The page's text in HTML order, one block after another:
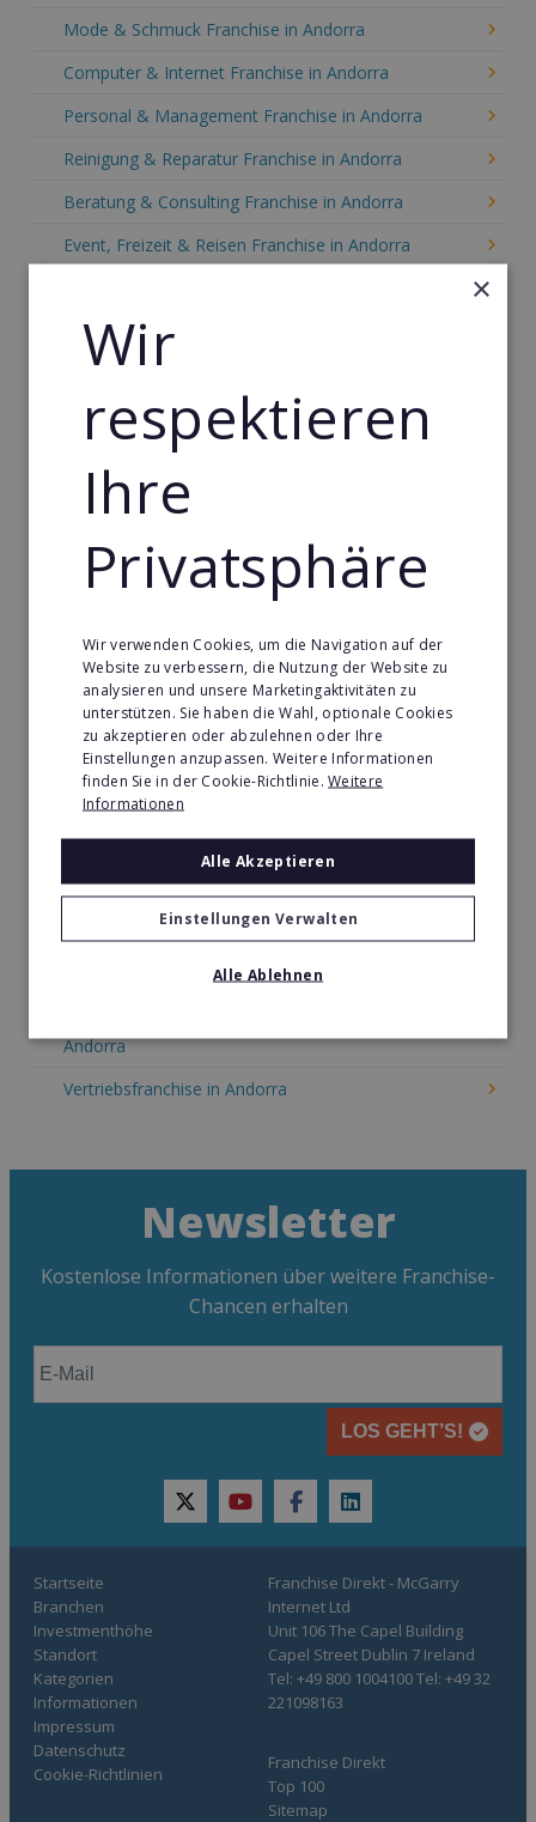
Mode & Schmuck Franchise in Andorra
Computer & Internet Franchise in Andorra
Personal & Management Franchise in Andorra
Reinigung & Reparatur Franchise in Andorra
Beratung & Consulting Franchise in Andorra
Event, Freizeit & Reisen Franchise in Andorra
Gebäude & Haustechnik Franchise in Andorra
Dienstleistungsfranchise in Andorra
Telekommunikation Franchise in Andorra
Gastronomie & Bringdienst Franchise in Andorra
Sport Franchise in Andorra
Kaffee & Café Franchise in Andorra
Tier- & Zoobedarf Franchise in Andorra
Immobilien Franchise in Andorra
Kinder & Erziehung Franchise in Andorra
Kosmetik Franchise in Andorra
Lebensmittel Franchise in Andorra
Möbel & Einrichtung Franchise in Andorra
Nachhilfe & Weiterbildung Franchise in Andorra
Pizza Franchise in Andorra
Andorra
Vertriebsfranchise in Andorra
Newsletter
Kostenlose Informationen über weitere Franchise-
Chancen erhalten
LOS GEHT’S!
twitteryoutubefacebooklinkedin
Startseite
Branchen
Investmenthöhe
Standort
Kategorien
Informationen
Franchise Direkt
Top 100
Sitemap
Impressum
Datenschutz
Cookie-Richtlinien
Franchise Direkt - McGarry
Internet Ltd
Unit 106 The Capel Building
Capel Street Dublin 7 Ireland
Tel: +49 800 1004100 Tel: +49 32
221098163
×
Wir
respektieren
Ihre
Privatsphäre
Wir verwenden Cookies, um die Navigation auf der
Website zu verbessern, die Nutzung der Website zu
analysieren und unsere Marketingaktivitäten zu
unterstützen. Sie haben die Wahl, optionale Cookies
zu akzeptieren oder abzulehnen oder Ihre
Einstellungen anzupassen. Weitere Informationen
finden Sie in der Cookie-Richtlinie.Weitere
Informationen
Alle Akzeptieren
Einstellungen Verwalten
Alle Ablehnen